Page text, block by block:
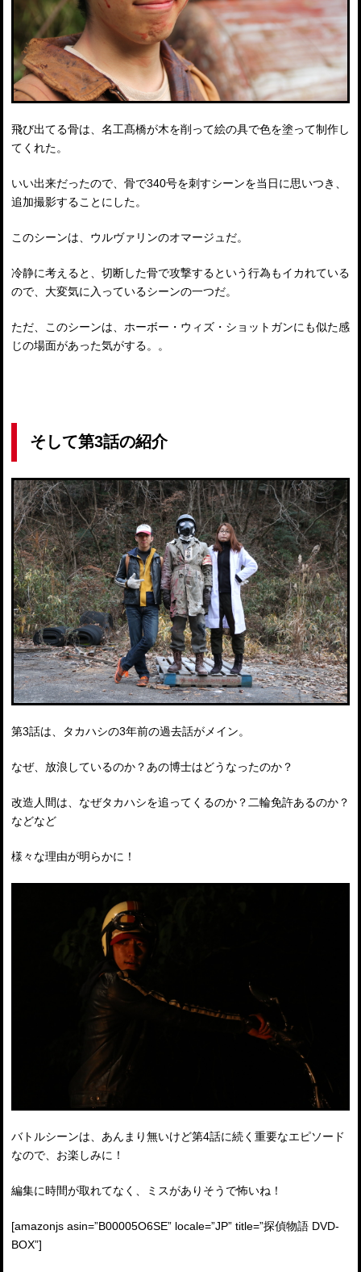
飛び出てる骨は、名工髙橋が木を削って絵の具で色を塗って制作し
てくれた。
いい出来だったので、骨で340号を刺すシーンを当日に思いつき、
追加撮影することにした。
このシーンは、ウルヴァリンのオマージュだ。
冷静に考えると、切断した骨で攻撃するという行為もイカれている
ので、大変気に入っているシーンの一つだ。
ただ、このシーンは、ホーボー・ウィズ・ショットガンにも似た感
じの場面があった気がする。。
そして第3話の紹介
第3話は、タカハシの3年前の過去話がメイン。
なぜ、放浪しているのか？あの博士はどうなったのか？
改造人間は、なぜタカハシを追ってくるのか？二輪免許あるのか？
などなど
様々な理由が明らかに！
バトルシーンは、あんまり無いけど第4話に続く重要なエピソード
なので、お楽しみに！
編集に時間が取れてなく、ミスがありそうで怖いね！
[amazonjs asin=”B00005O6SE” locale=”JP” title=”探偵物語 DVD-
BOX”]